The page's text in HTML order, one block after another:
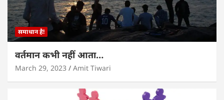
समाधान है!
वर्तमान कभी नहीं आता…
March 29, 2023 Amit Tiwari